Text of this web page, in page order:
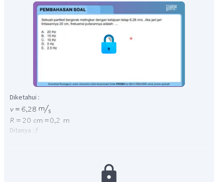
Diketahui :
Ditanya : f
tertentu. Sehingga frekuensi partikel adalah :